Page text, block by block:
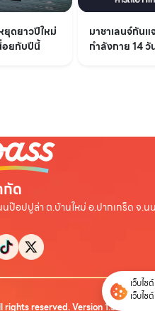
ดยาวปีใหม่
อยกับปีนี้
มาชาเลนจ์กันแ
กำลังกาย 14 วั
กัด
ป๊อปปูล่า ต.บ้านใหม่ อ.ปากเกร็ด จ.น
reserved. Version1.3.1
เว็บไ
เว็บไ